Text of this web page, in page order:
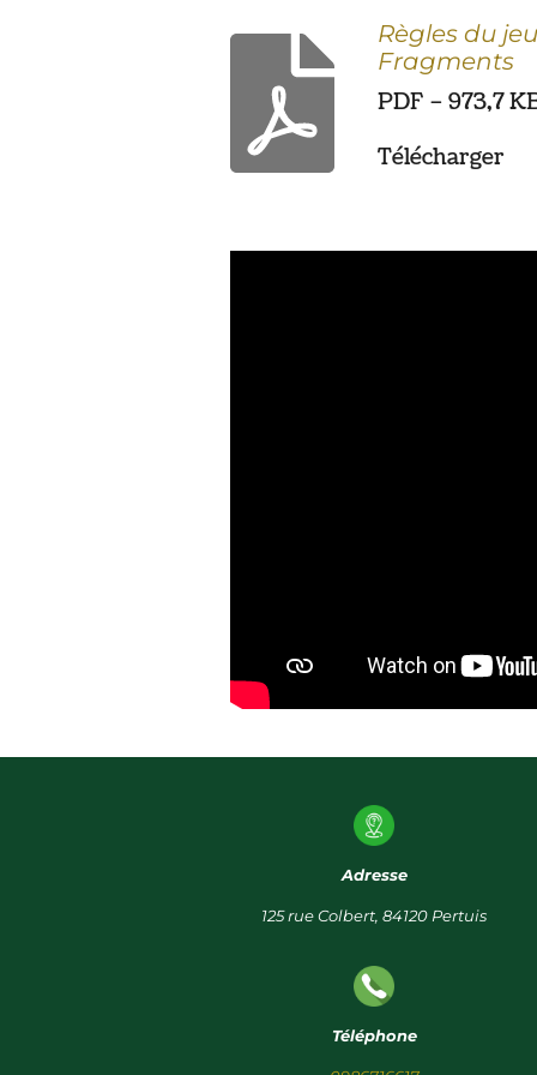
Règles du jeu
Fragments
PDF – 973,7
Télécharger
Adresse
125 rue Colbert, 84120 Pertuis
Téléphone